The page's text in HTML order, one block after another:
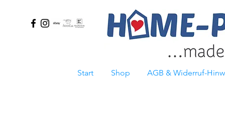
Start Shop AGB & Widerruf-